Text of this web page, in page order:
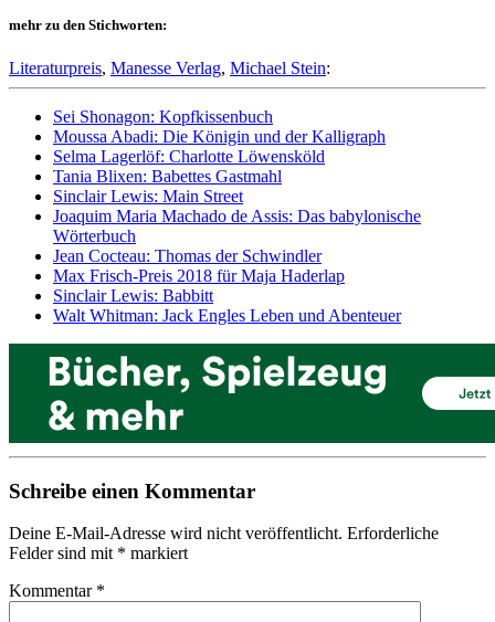
mehr zu den Stichworten:
Literaturpreis, Manesse Verlag, Michael Stein:
Sei Shonagon: Kopfkissenbuch
Moussa Abadi: Die Königin und der Kalligraph
Selma Lagerlöf: Charlotte Löwensköld
Tania Blixen: Babettes Gastmahl
Sinclair Lewis: Main Street
Joaquim Maria Machado de Assis: Das babylonische
Wörterbuch
Jean Cocteau: Thomas der Schwindler
Max Frisch-Preis 2018 für Maja Haderlap
Sinclair Lewis: Babbitt
Walt Whitman: Jack Engles Leben und Abenteuer
Schreibe einen Kommentar
Deine E-Mail-Adresse wird nicht veröffentlicht. Erforderliche
Felder sind mit * markiert
Kommentar *